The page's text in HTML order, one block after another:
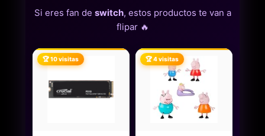
Si eres fan de switch, estos productos te van a
flipar 🔥
🏆 10 visitas 🏆 4 visitas